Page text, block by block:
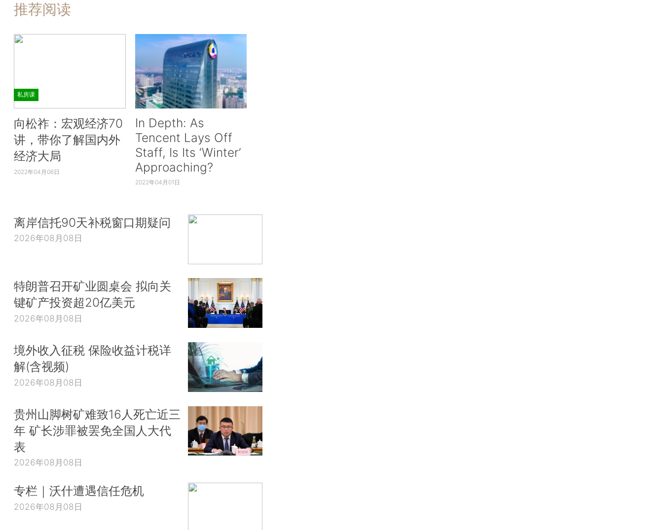
推荐阅读
私房课
向松祚：宏观经济70
讲，带你了解国内外
经济大局
2022年04月06日
In Depth: As
Tencent Lays Off
Staff, Is Its ‘Winter’
Approaching?
2022年04月01日
离岸信托90天补税窗口期疑问
2026年08月08日
特朗普召开矿业圆桌会 拟向关
键矿产投资超20亿美元
2026年08月08日
境外收入征税 保险收益计税详
解(含视频)
2026年08月08日
贵州山脚树矿难致16人死亡近三
年 矿长涉罪被罢免全国人大代
表
2026年08月08日
专栏｜沃什遭遇信任危机
2026年08月08日